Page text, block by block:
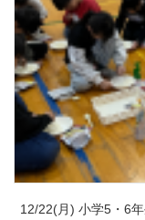
12/22(月) 小学5・6